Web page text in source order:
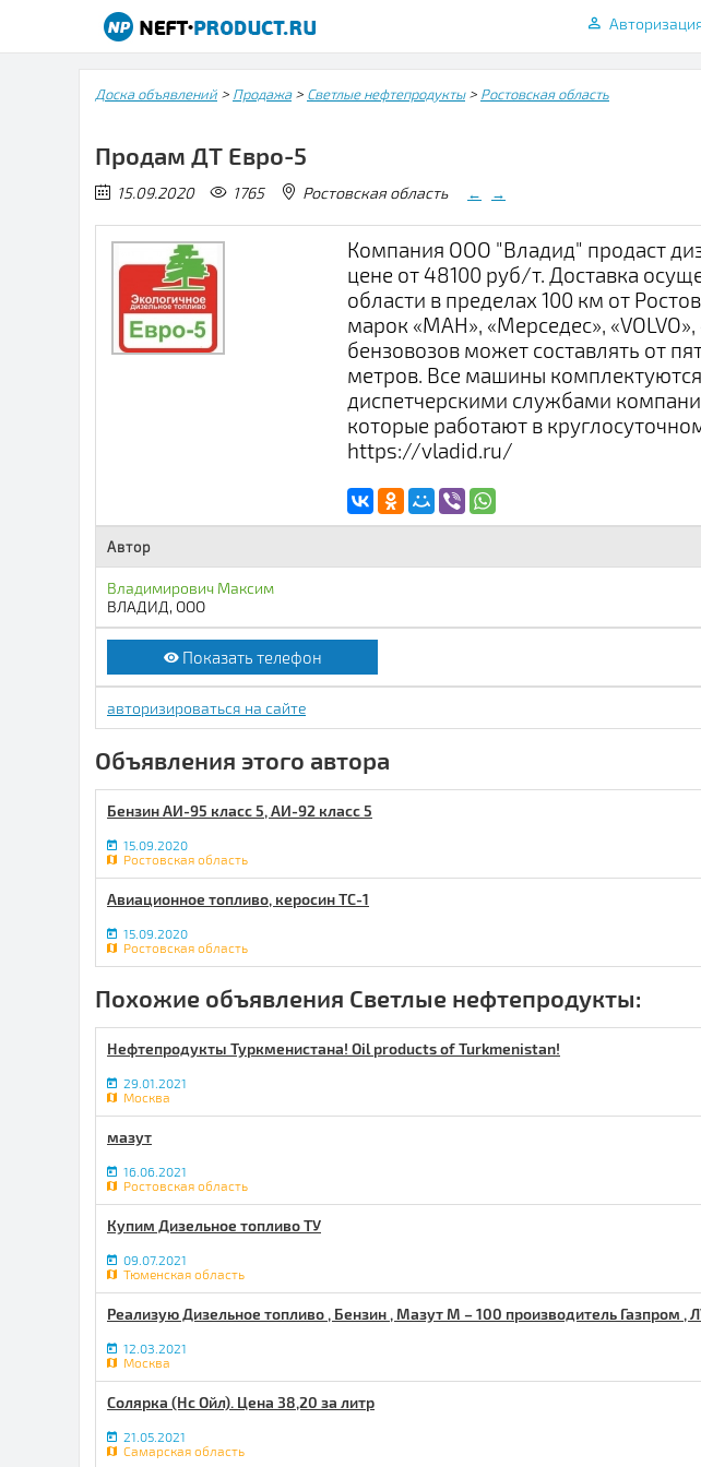
Доска объявлений > Продажа> Светлые нефтепродукты> Ростовская область
Продам ДТ Евро-5
15.09.2020 1765 Ростовская область ← →
Компания ООО "Владид" продаст
цене от 48100 руб/т. Доставка
области в пределах 100 км от
марок «МАН», «Мерседес»,
бензовозов может составлять от
метров. Все машины
диспетчерскими службами
которые работают в
https://vladid.ru/
Автор
Владимирович Максим
ВЛАДИД, ООО
Показать телефон
авторизироваться на сайте
Объявления этого автора
Бензин АИ-95 класс 5, АИ-92 класс 5
15.09.2020
Ростовская область
Авиационное топливо, керосин ТС-1
15.09.2020
Ростовская область
Похожие объявления Светлые нефтепродукты:
Нефтепродукты Туркменистана! Oil products of Turkmenistan!
29.01.2021
Москва
мазут
16.06.2021
Ростовская область
Купим Дизельное топливо ТУ
09.07.2021
Тюменская область
Реализую Дизельное топливо , Бензин , Мазут М – 100 производитель Газпром ,
12.03.2021
Москва
Солярка (Нс Ойл). Цена 38,20 за литр
21.05.2021
Самарская область